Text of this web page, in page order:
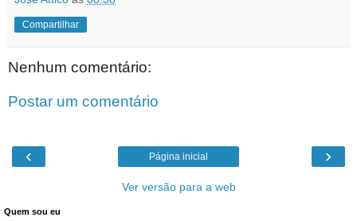
Compartilhar
Nenhum comentário:
Postar um comentário
‹ ›
Página inicial
Ver versão para a web
Quem sou eu